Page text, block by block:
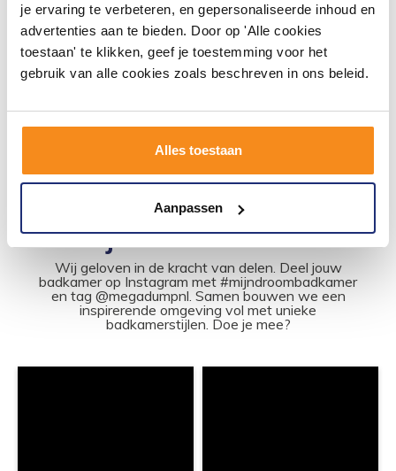
je ervaring te verbeteren, en gepersonaliseerde inhoud en
advertenties aan te bieden. Door op 'Alle cookies
toestaan' te klikken, geef je toestemming voor het
gebruik van alle cookies zoals beschreven in ons beleid.
Alles toestaan
Aanpassen
37,49
#mijndroombadkamer
Wij geloven in de kracht van delen. Deel jouw
badkamer op Instagram met #mijndroombadkamer
en tag @megadumpnl. Samen bouwen we een
inspirerende omgeving vol met unieke
badkamerstijlen. Doe je mee?